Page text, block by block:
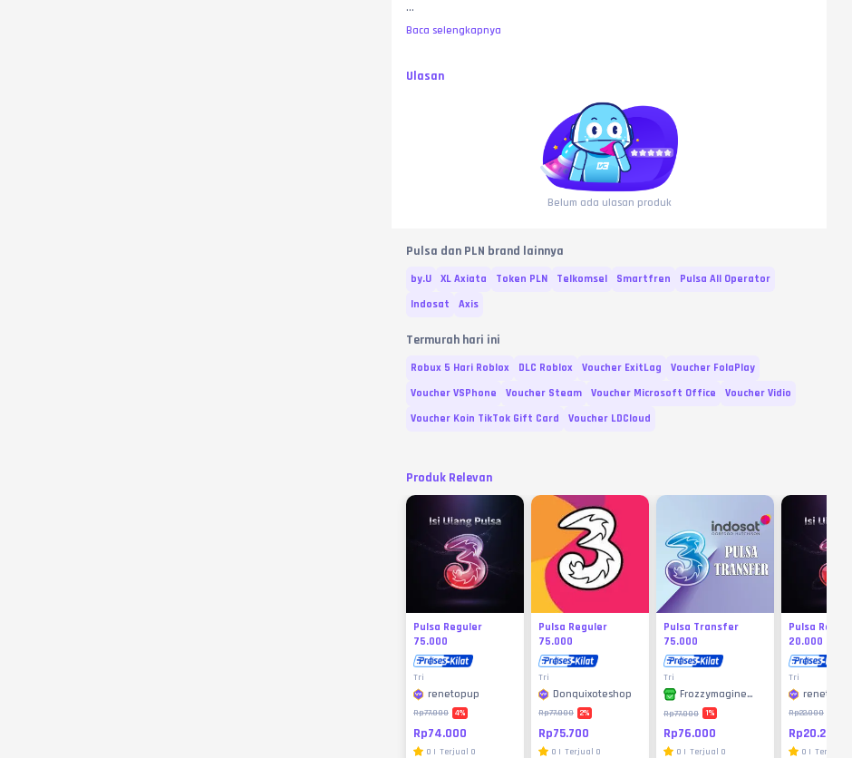
...
Baca selengkapnya
Ulasan
Belum ada ulasan produk
Pulsa dan PLN brand lainnya
by.U XL Axiata Token PLN Telkomsel Smartfren
Pulsa All Operator
Indosat
Axis
Termurah hari ini
Robux 5 Hari Roblox DLC Roblox Voucher ExitLag
Voucher FolaPlay
Voucher VSPhone
Voucher Steam Voucher Microsoft Office
Voucher Vidio
Voucher Koin TikTok Gift Card
Voucher LDCloud
Produk Relevan
Pulsa Reguler
75.000
Tri
renetopup
Rp77.000 4%
Rp74.000
0 | Terjual 0
Pulsa Reguler
75.000
Tri
Donquixoteshop
Rp77.000 2%
Rp75.700
0 | Terjual 0
Pulsa Transfer
75.000
Tri
Frozzymagine
Store
Rp77.000 1%
Rp76.000
0 | Terjual 0
Pulsa Reguler
20.000
Tri
renetopup
Rp22.000
Rp20.200
0 | Terjual